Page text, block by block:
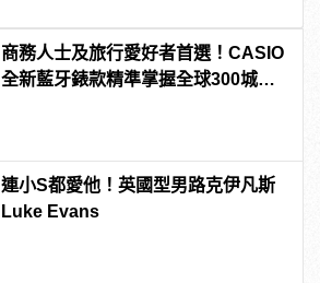
商務人士及旅行愛好者首選！CASIO
全新藍牙錶款精準掌握全球300城市
連小S都愛他！英國型男路克伊凡斯
Luke Evans